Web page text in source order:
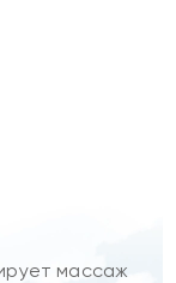
массаж